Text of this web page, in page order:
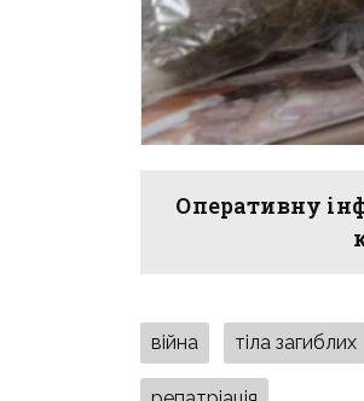
Оперативну
війна тіла загиблих